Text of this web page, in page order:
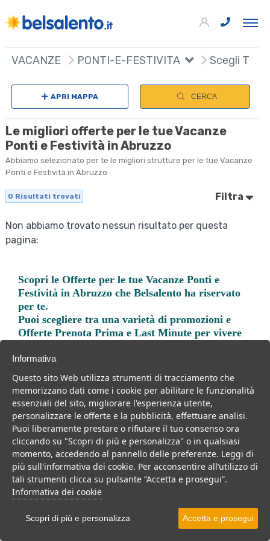
VACANZE PONTI-E-FESTIVITA Scegli
APRI MAPPA CERCA
Le migliori offerte per le tue Vacanze
Ponti e Festività in Abruzzo
Abbiamo selezionato per te le migliori strutture per le tue Vacanze
Ponti e Festività in Abruzzo
0 Risultati trovati Filtra
Non abbiamo trovato nessun risultato per questa
pagina:
Scopri leOfferte per le tue Vacanze Ponti e
Festività in Abruzzo che Belsalento ha riservato
per te.
Puoi scegliere tra una varietà di promozioni e
Offerte Prenota Prima e Last Minute per vivere
Trova la soluzione migliore per la tua prossima
vacanza.
Noi di belsalento.it abbiamo selezionato per te le migliori mete, i
migliori servizi, le migliori offerte per il tuo prossimo viaggio.
Informativa
Questo sito Web utilizza strumenti di tracciamento che
memorizzano dati come i cookie per abilitare le funzionalità
essenziali del sito, migliorare l'esperienza utente,
personalizzare le offerte e la pubblicità, effettuare analisi.
Puoi liberamente prestare o rifiutare il tuo consenso ora
cliccando su "Scopri di più e personalizza" o in qualsiasi
momento, accedendo al pannello delle preferenze. Leggi di
più sull'informativa dei cookie. Per acconsentire all’utilizzo di
tali strumenti clicca su pulsante “Accetta e prosegui”.
Informativa dei cookie
Scopri di più e personalizza Accetta e prosegui